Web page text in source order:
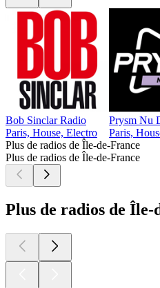
Bob Sinclar Radio
Paris, House, Electro
Prysm Nu
Paris,
Plus de radios de Île-de-France
Plus de radios de Île-de-France
Plus de radios de Île-